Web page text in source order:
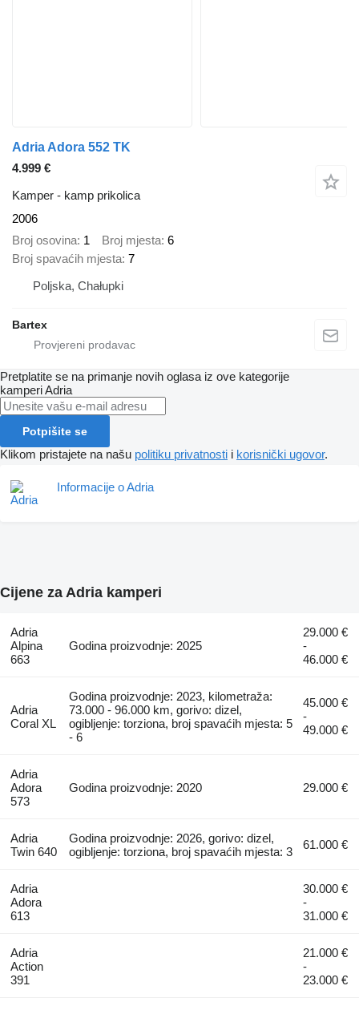
Adria Adora 552 TK
4.999 €
Kamper - kamp prikolica
2006
Broj osovina 1 Broj mjesta 6
Broj spavaćih mjesta 7
Poljska, Chałupki
Bartex
Pretplatite se na primanje novih oglasa iz ove kategorije
kamperiAdria
Potpišite se
Klikom pristajete na našu politiku privatnosti i korisnički ugovor.
Informacije o Adria
Cijene za Adria kamperi
Adria
Alpina
663
Godina proizvodnje: 2025
29.000 €
-
46.000 €
Adria
Coral XL
Godina proizvodnje: 2023, kilometraža:
73.000 - 96.000 km, gorivo: dizel,
ogibljenje: torziona, broj spavaćih mjesta: 5
- 6
45.000 €
-
49.000 €
Adria
Adora
573
Godina proizvodnje: 2020 29.000 €
Adria
Twin 640
Godina proizvodnje: 2026, gorivo: dizel,
ogibljenje: torziona, broj spavaćih mjesta: 3
61.000 €
Adria
Adora
613
30.000 €
-
31.000 €
Adria
Action
391
21.000 €
-
23.000 €